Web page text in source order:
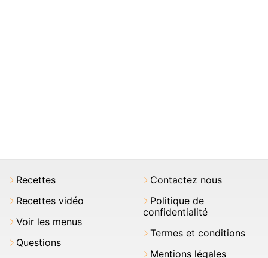
Recettes
Recettes vidéo
Voir les menus
Questions
Contactez nous
Politique de
confidentialité
Termes et conditions
Mentions légales